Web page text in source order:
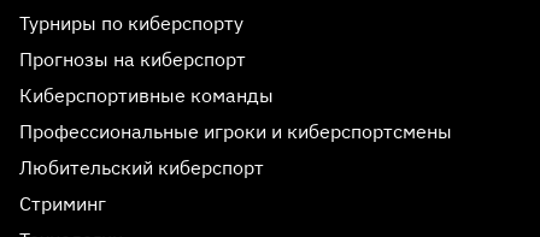
Турниры по киберспорту
Прогнозы на киберспорт
Киберспортивные команды
Профессиональные игроки и киберспортсмены
Любительский киберспорт
Стриминг